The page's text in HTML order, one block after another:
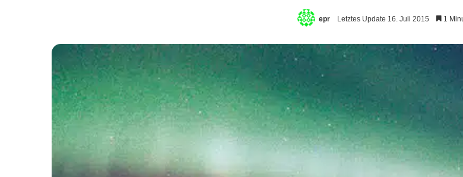
epr Letztes Update 16. Juli 2015 1